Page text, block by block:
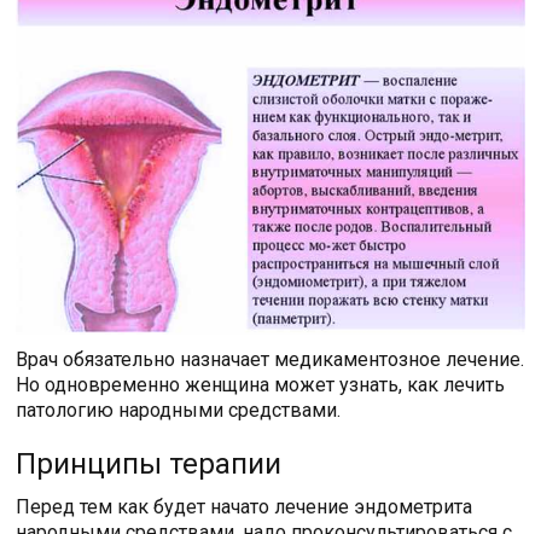
Врач обязательно назначает медикаментозное лечение.
Но одновременно женщина может узнать, как лечить
патологию народными средствами.
Принципы терапии
Перед тем как будет начато лечение эндометрита